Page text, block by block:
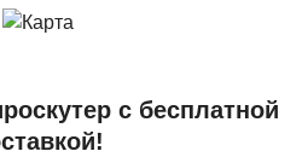
с бесплатной